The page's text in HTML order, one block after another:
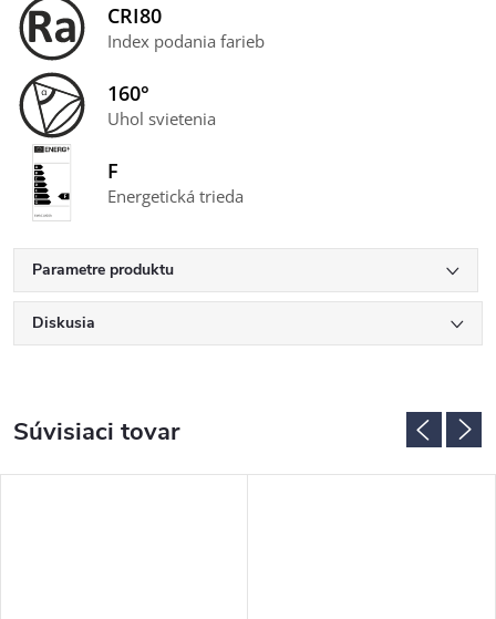
CRI80
Index podania farieb
160°
Uhol svietenia
F
Energetická trieda
Parametre produktu
Diskusia
Súvisiaci tovar